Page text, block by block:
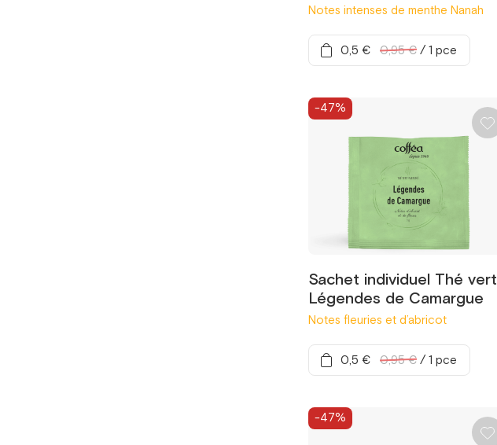
Notes intenses de menthe Nanah
0,5 € 0,95 € /1 pce
Sachet individuel Thé vert
Légendes de Camargue
Notes fleuries et d’abricot
-47%
0,5 € 0,95 € /1 pce
-47%